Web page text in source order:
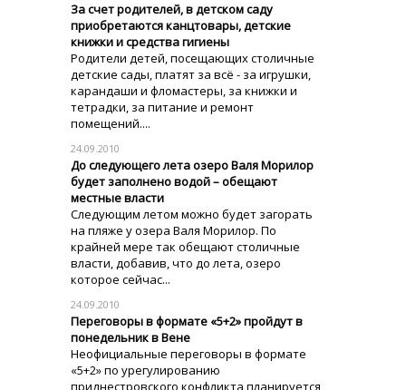
За счет родителей, в детском саду
приобретаются канцтовары, детские
книжки и средства гигиены
Родители детей, посещающих столичные
детские сады, платят за всё - за игрушки,
карандаши и фломастеры, за книжки и
тетрадки, за питание и ремонт
помещений....
24.09.2010
До следующего лета озеро Валя Морилор
будет заполнено водой – обещают
местные власти
Следующим летом можно будет загорать
на пляже у озера Валя Морилор. По
крайней мере так обещают столичные
власти, добавив, что до лета, озеро
которое сейчас...
24.09.2010
Переговоры в формате «5+2» пройдут в
понедельник в Вене
Неофициальные переговоры в формате
«5+2» по урегулированию
приднестровского конфликта планируется